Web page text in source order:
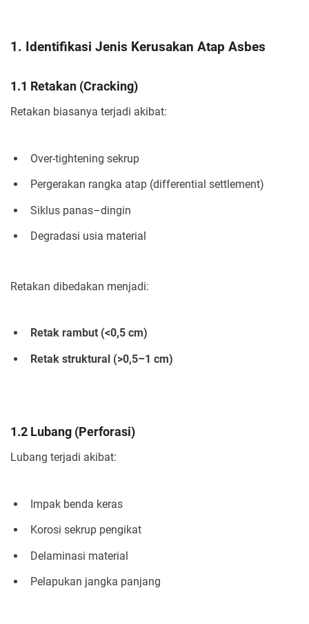
1. Identifikasi Jenis Kerusakan Atap Asbes
1.1 Retakan (Cracking)
Retakan biasanya terjadi akibat:
Over-tightening sekrup
Pergerakan rangka atap (differential settlement)
Siklus panas–dingin
Degradasi usia material
Retakan dibedakan menjadi:
Retak rambut (<0,5 cm)
Retak struktural (>0,5–1 cm)
1.2 Lubang (Perforasi)
Lubang terjadi akibat:
Impak benda keras
Korosi sekrup pengikat
Delaminasi material
Pelapukan jangka panjang